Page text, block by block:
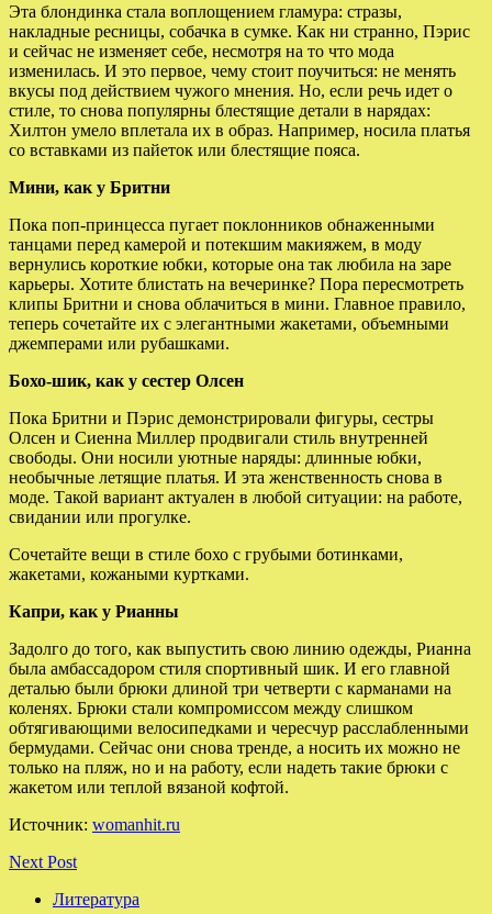
Эта блондинка стала воплощением гламура: стразы,
накладные ресницы, собачка в сумке. Как ни странно, Пэрис
и сейчас не изменяет себе, несмотря на то что мода
изменилась. И это первое, чему стоит поучиться: не менять
вкусы под действием чужого мнения. Но, если речь идет о
стиле, то снова популярны блестящие детали в нарядах:
Хилтон умело вплетала их в образ. Например, носила платья
со вставками из пайеток или блестящие пояса.
Мини, как у Бритни
Пока поп-принцесса пугает поклонников обнаженными
танцами перед камерой и потекшим макияжем, в моду
вернулись короткие юбки, которые она так любила на заре
карьеры. Хотите блистать на вечеринке? Пора пересмотреть
клипы Бритни и снова облачиться в мини. Главное правило,
теперь сочетайте их с элегантными жакетами, объемными
джемперами или рубашками.
Бохо-шик, как у сестер Олсен
Пока Бритни и Пэрис демонстрировали фигуры, сестры
Олсен и Сиенна Миллер продвигали стиль внутренней
свободы. Они носили уютные наряды: длинные юбки,
необычные летящие платья. И эта женственность снова в
моде. Такой вариант актуален в любой ситуации: на работе,
свидании или прогулке.
Сочетайте вещи в стиле бохо с грубыми ботинками,
жакетами, кожаными куртками.
Капри, как у Рианны
Задолго до того, как выпустить свою линию одежды, Рианна
была амбассадором стиля спортивный шик. И его главной
деталью были брюки длиной три четверти с карманами на
коленях. Брюки стали компромиссом между слишком
обтягивающими велосипедками и чересчур расслабленными
бермудами. Сейчас они снова тренде, а носить их можно не
только на пляж, но и на работу, если надеть такие брюки с
жакетом или теплой вязаной кофтой.
Источник: womanhit.ru
Next Post
Литература